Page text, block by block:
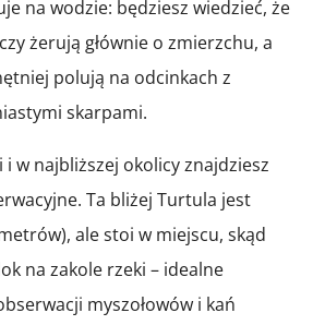
na wodzie: będziesz wiedzieć, że
żerują głównie o zmierzchu, a
polują na odcinkach z
skarpami.
i w najbliższej okolicy znajdziesz
Ta bliżej Turtula jest
ale stoi w miejscu, skąd
na zakole rzeki – idealne
myszołowów i kań